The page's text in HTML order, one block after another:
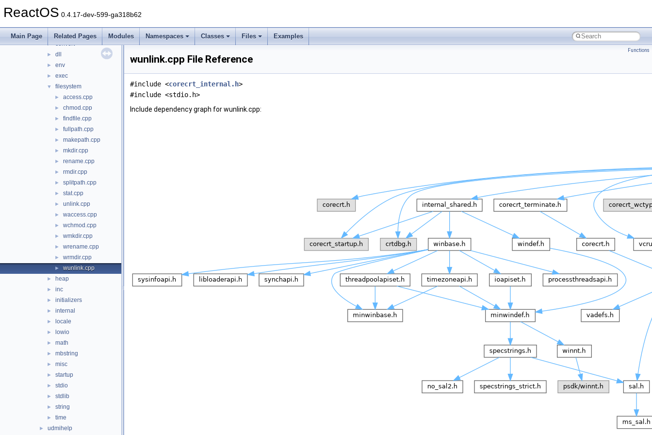
ReactOS 0.4.17-dev-599-ga318b62
Main Page Related Pages Modules Namespaces Classes Files Examples
► tzlib
conio
► convert
► dll
► env
► exec
▼ filesystem
► access.cpp
► chmod.cpp
► findfile.cpp
► fullpath.cpp
► makepath.cpp
► mkdir.cpp
► rename.cpp
► rmdir.cpp
► splitpath.cpp
► stat.cpp
► unlink.cpp
► waccess.cpp
► wchmod.cpp
► wmkdir.cpp
► wrename.cpp
► wrmdir.cpp
► wunlink.cpp
► heap
► inc
► initializers
► internal
► locale
► lowio
► math
► mbstring
► misc
► startup
► stdio
► stdlib
► string
► time
► udmihelp
Functions
wunlink.cpp File Reference
#include <corecrt_internal.h>
#include <stdio.h>
Include dependency graph for wunlink.cpp: